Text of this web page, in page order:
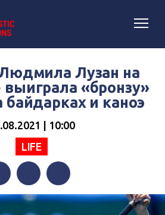
Лузан на
«бронзу»
байдарках и каноэ
| 10:00
LIFE
TwitterTelegram